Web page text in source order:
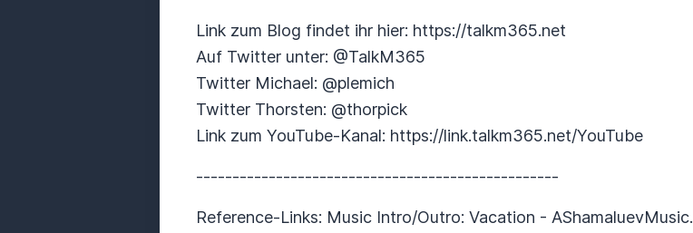
Link zum Blog findet ihr hier: https://talkm365.net
Auf Twitter unter: @TalkM365
Twitter Michael: @plemich
Twitter Thorsten: @thorpick
Link zum YouTube-Kanal: https://link.talkm365.net/YouTube
--------------------------------------------------
Reference-Links: Music Intro/Outro: Vacation - AShamaluevMusic.